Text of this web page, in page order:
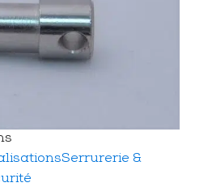
Serrurerie &